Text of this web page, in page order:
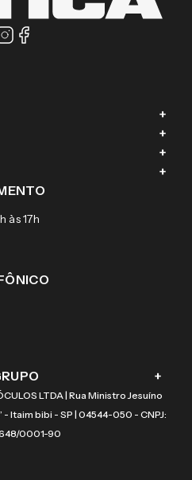
+
+
+
+
às 17h
+
LTDA | Rua Ministro Jesuíno
- Itaim bibi - SP | 04544-050 - CNPJ:
0001-90